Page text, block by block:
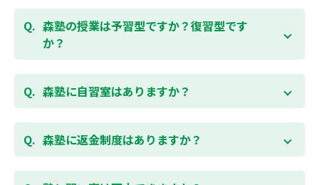
ど）も可能です。 普段忙しくてなかなか手が回らない
科目も、テスト前に集中して対策できると好評です。
「質量ともに日本一」と自負する研修制度を受け、知
識や教え方を習得した先生が、一人ひとりの能力、個
性に合わせて個別指導いたします。先生とお子様の相
性を大切にするために、相性が合わなければ先生変更
森塾の授業は予習型ですか？復習型です
か？
春期・夏期等の講習以外では森塾の授業は学校で習っ
たところを教える「復習型授業」ではなく、塾で習っ
のが楽しくなります。
勉強が楽しくなるとテストの成績が上がり、テストの
森塾に自習室はありますか？
各校舎に完備しています。
空いている時間があれば、学校の授業の予習や宿題、
森塾に返金制度はありますか？
森塾では保護者様に「安心して」入塾をご検討いただ